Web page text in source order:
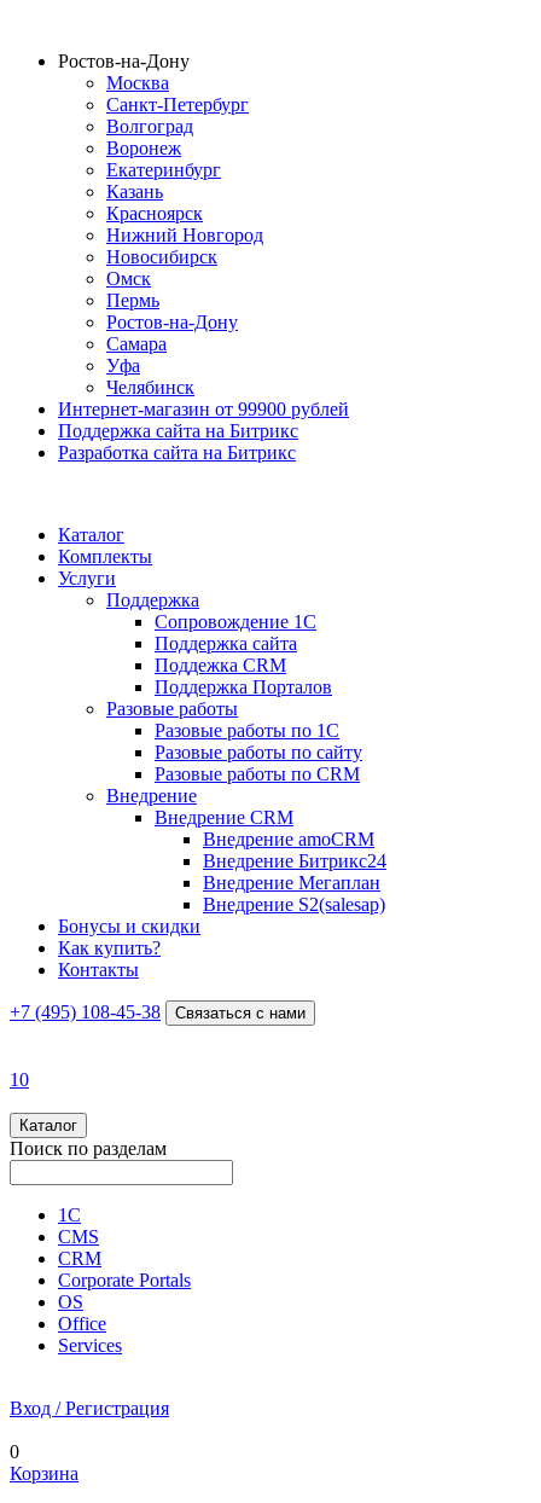
Ростов-на-Дону
Москва
Санкт-Петербург
Волгоград
Воронеж
Екатеринбург
Казань
Красноярск
Нижний Новгород
Новосибирск
Омск
Пермь
Ростов-на-Дону
Самара
Уфа
Челябинск
Интернет-магазин от 99900 рублей
Поддержка сайта на Битрикс
Разработка сайта на Битрикс
Каталог
Комплекты
Услуги
Поддержка
Сопровождение 1С
Поддержка сайта
Поддежка CRM
Поддержка Порталов
Разовые работы
Разовые работы по 1С
Разовые работы по сайту
Разовые работы по CRM
Внедрение
Внедрение CRM
Внедрение amoCRM
Внедрение Битрикс24
Внедрение Мегаплан
Внедрение S2(salesap)
Бонусы и скидки
Как купить?
Контакты
+7 (495) 108-45-38 Связаться с нами
10
Каталог
Поиск по разделам
1С
CMS
CRM
Corporate Portals
OS
Office
Services
Вход / Регистрация
0
Корзина